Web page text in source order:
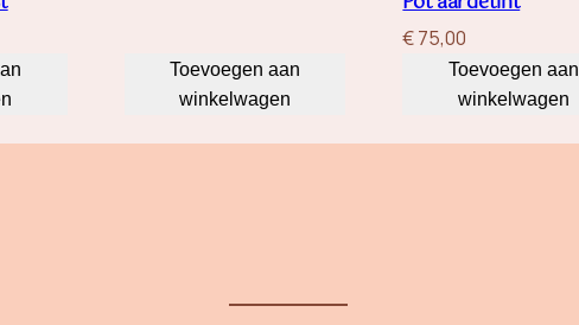
Toevoegen aan
winkelwagen
€75,00
Toevoegen aan
winkelwagen